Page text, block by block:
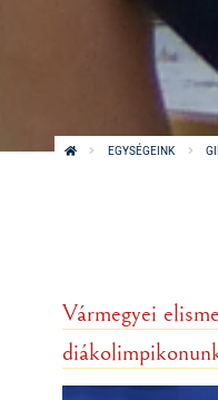
EGYSÉGEINK
Vármegyei